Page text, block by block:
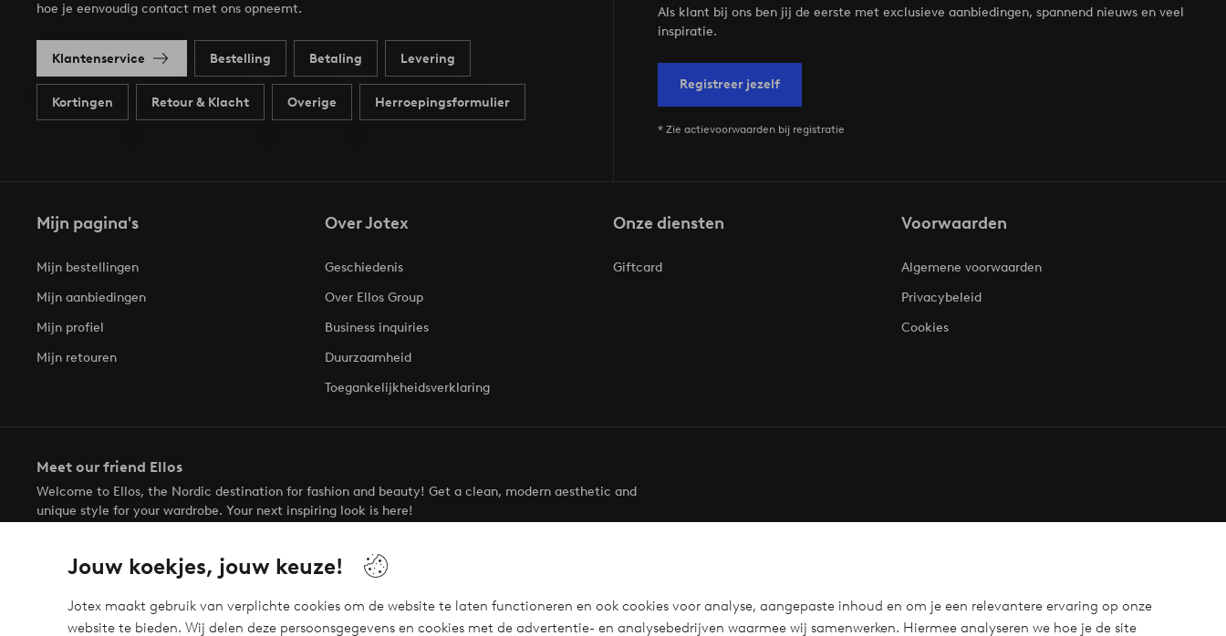
Jouw koekjes, jouw keuze!
Jotex maakt gebruik van verplichte cookies om de website te laten functioneren en ook cookies voor analyse, aangepaste inhoud en om je een relevantere ervaring op onze
website te bieden. Wij delen deze persoonsgegevens en cookies met de advertentie- en analysebedrijven waarmee wij samenwerken. Hiermee analyseren we hoe je de site
hoe je eenvoudig contact met ons opneemt.
Klantenservice Bestelling Betaling Levering
Kortingen Retour & Klacht Overige Herroepingsformulier
Als klant bij ons ben jij de eerste met exclusieve aanbiedingen, spannend nieuws en veel
inspiratie.
Registreer jezelf
* Zie actievoorwaarden bij registratie
Mijn pagina's
Mijn bestellingen
Mijn aanbiedingen
Mijn profiel
Mijn retouren
Over Jotex
Geschiedenis
Over Ellos Group
Business inquiries
Duurzaamheid
Toegankelijkheidsverklaring
Onze diensten
Giftcard
Voorwaarden
Algemene voorwaarden
Privacybeleid
Cookies
Meet our friend Ellos
Welcome to Ellos, the Nordic destination for fashion and beauty! Get a clean, modern aesthetic and
unique style for your wardrobe. Your next inspiring look is here!